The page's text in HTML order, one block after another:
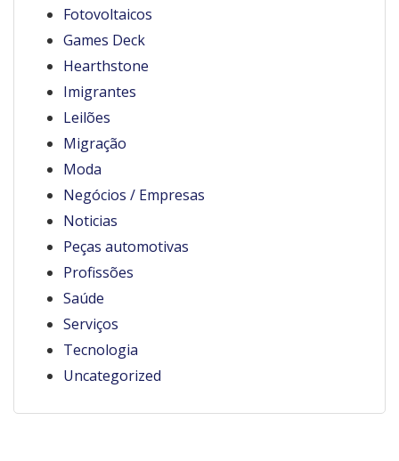
Fotovoltaicos
Games Deck
Hearthstone
Imigrantes
Leilões
Migração
Moda
Negócios / Empresas
Noticias
Peças automotivas
Profissões
Saúde
Serviços
Tecnologia
Uncategorized